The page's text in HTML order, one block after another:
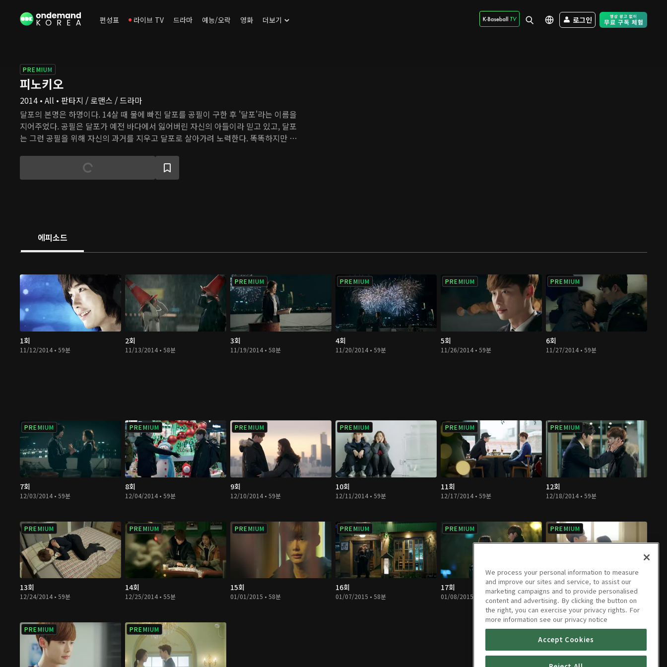
편성표 라이브 TV 드라마 예능/오락 영화 더보기 로그인 Free Trial -
PREMIUM
피노키오
2014 • All • 판타지 / 로맨스 / 드라마
달포의 본명은 하명이다. 14살 때 물에 빠진 달포를 공필이 구한 후 '달포'라는 이름을
지어주었다. 공필은 달포가 예전 바다에서 잃어버린 자신의 아들이라 믿고 있고, 달포
는 그런 공필을 위해 자신의 과거를 지우고 달포로 살아가려 노력한다. 똑똑하지만 공
려운 집안 형편을 생각해 대학도 포기한다. 하지만 택시를 운전하면서 쌓은 세상 경험
덕분에 곧 자신의 꿈을 실현할 새로운 직업을 찾는다. 한편 달포에겐 동갑내기 조카
에피소드
1회
11/12/2014 • 59분
2회
11/13/2014 • 58분
PREMIUM
3회
11/19/2014 • 58분
PREMIUM
4회
11/20/2014 • 59분
PREMIUM
5회
11/26/2014 • 59분
PREMIUM
6회
11/27/2014 • 59분
PREMIUM
7회
12/03/2014 • 59분
PREMIUM
8회
12/04/2014 • 59분
PREMIUM
9회
12/10/2014 • 59분
PREMIUM
10회
12/11/2014 • 59분
PREMIUM
11회
12/17/2014 • 59분
PREMIUM
12회
12/18/2014 • 59분
PREMIUM
13회
12/24/2014 • 59분
PREMIUM
14회
12/25/2014 • 55분
PREMIUM
15회
01/01/2015 • 58분
PREMIUM
16회
01/07/2015 • 58분
PREMIUM
17회
01/08/2015 • 59분
PREMIUM
18회
01/14/2015 • 59분
PREMIUM PREMIUM
We process your personal information to measure
and improve our sites and service, to assist our
marketing campaigns and to provide personalised
content and advertising. By clicking the button on
the right, you can exercise your privacy rights. For
more information see our privacy notice
Accept Cookies